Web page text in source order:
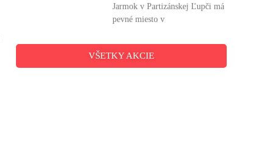
Jarmok v Partizánskej Ľupči má
pevné miesto v
VŠETKY AKCIE